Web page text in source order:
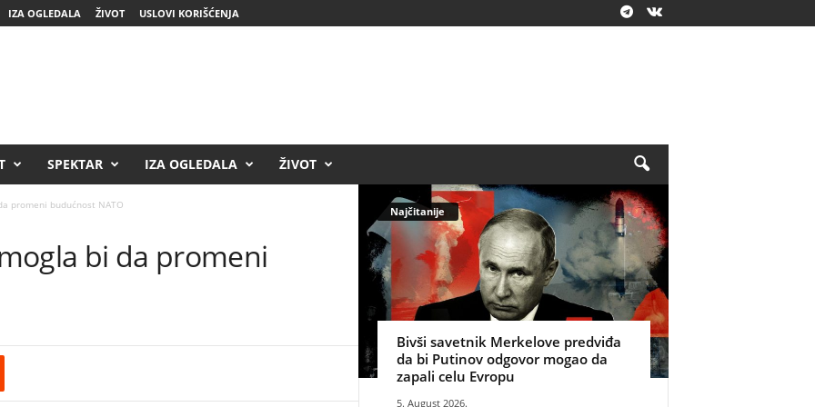
IZA OGLEDALA ŽIVOT USLOVI KORIŠĆENJA
SPEKTAR IZA OGLEDALA ŽIVOT
promeni budućnost NATO
bi da promeni
Najčitanije
Bivši savetnik Merkelove predviđa
da bi Putinov odgovor mogao da
zapali celu Evropu
5. August 2026.